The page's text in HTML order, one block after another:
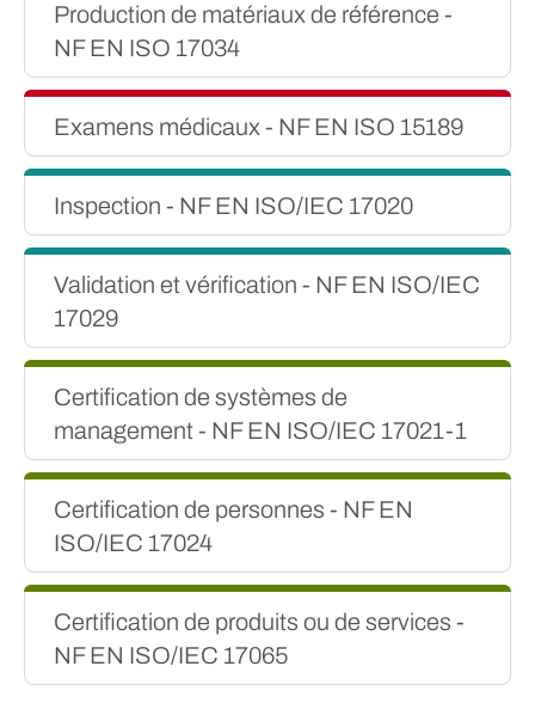
Production de matériaux de référence -
NF EN ISO 17034
Examens médicaux - NF EN ISO 15189
Inspection - NF EN ISO/IEC 17020
Validation et vérification - NF EN ISO/IEC
17029
Certification de systèmes de
management - NF EN ISO/IEC 17021-1
Certification de personnes - NF EN
ISO/IEC 17024
Certification de produits ou de services -
NF EN ISO/IEC 17065